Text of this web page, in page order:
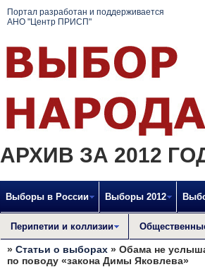
Портал разработан и поддерживается
АНО "Центр ПРИСП"
АРХИВ ЗА 2012
Выборы в России Выборы 2012
Перипетии и коллизии
» Статьи о выборах » Обама не
по поводу «закона Димы Яковлева»